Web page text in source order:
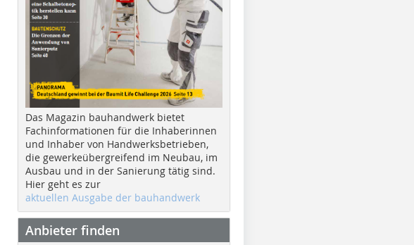
Das Magazin bauhandwerk bietet
Fachinformationen für die Inhaberinnen
und Inhaber von Handwerksbetrieben,
die gewerkeübergreifend im Neubau, im
Ausbau und in der Sanierung tätig sind.
Hier geht es zur
aktuellen Ausgabe der bauhandwerk
Anbieter finden